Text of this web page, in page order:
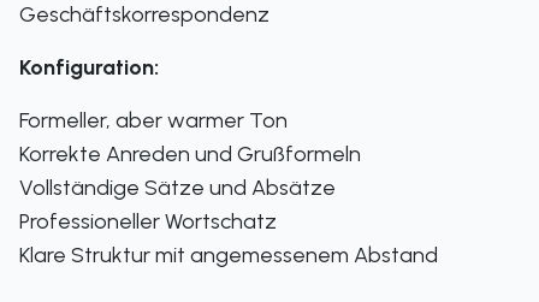
Geschäftskorrespondenz
Konfiguration:
Formeller, aber warmer Ton
Korrekte Anreden und Grußformeln
Vollständige Sätze und Absätze
Professioneller Wortschatz
Klare Struktur mit angemessenem Abstand